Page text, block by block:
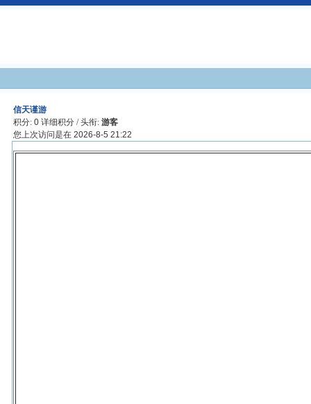
信天谨游
积分:0 详细积分 / 头衔:游客
您上次访问是在2026-8-5 21:22